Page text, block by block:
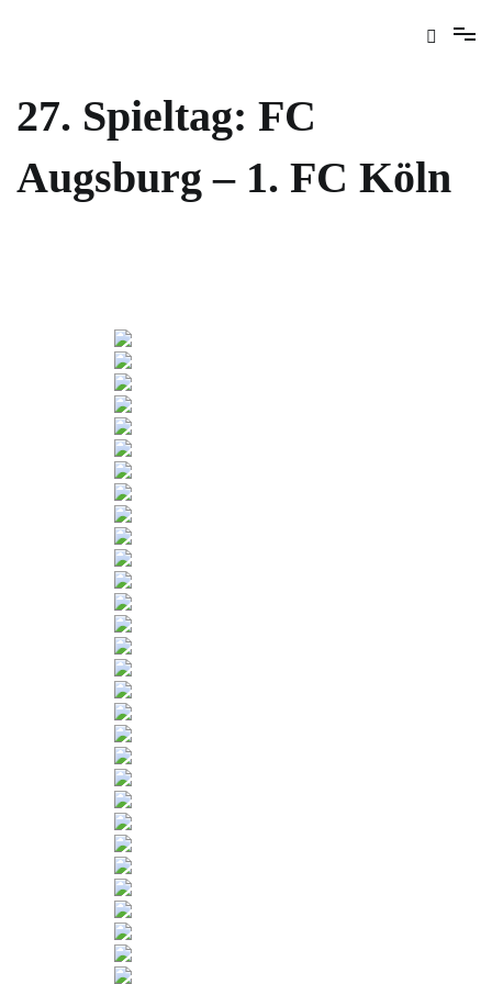
27. Spieltag: FC
Augsburg – 1. FC Köln